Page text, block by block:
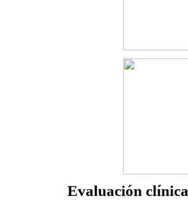
Evaluación clínica